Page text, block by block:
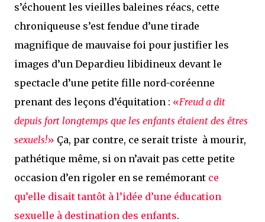
s’échouent les vieilles baleines réacs, cette
chroniqueuse s’est fendue d’une tirade
magnifique de mauvaise foi pour justifier les
images d’un Depardieu libidineux devant le
spectacle d’une petite fille nord-coréenne
prenant des leçons d’équitation : «Freud a dit
depuis fort longtemps que les enfants étaient des êtres
sexuels!» Ça, par contre, ce serait triste à mourir,
pathétique même, si on n’avait pas cette petite
occasion d’en rigoler en se remémorant ce
qu’elle disait tantôt à l’idée d’une éducation
sexuelle à destination des enfants.